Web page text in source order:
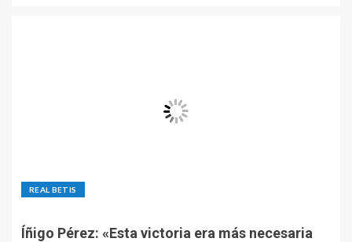
REAL BETIS
Íñigo Pérez: «Esta victoria era más necesaria